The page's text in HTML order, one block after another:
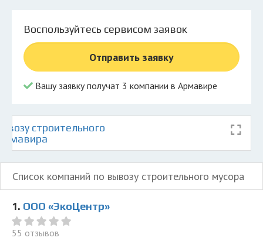
© 2026 Все права защищены
Воспользуйтесь сервисом заявок
Отправить заявку
Вашу заявку получат 3 компании в Армавире
строительного
Список компаний по вывозу строительного мусора
1. ООО «ЭкоЦентр»
55 отзывов